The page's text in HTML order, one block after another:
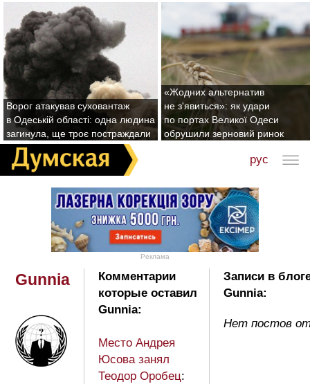
Ворог атакував суховантаж
в Одеській області: одна людина
загинула, ще троє постраждали
«Жодних альтернатив
не з'явиться»: як удари
по портах Великої Одеси
обрушили зерновий ринок
рус
Реклама
Gunnia
Комментарии
которые оставил
Gunnia:
Место Андрея
Юсова занял
Теодор Оробец:
Записи в
Gunnia:
Нет постов